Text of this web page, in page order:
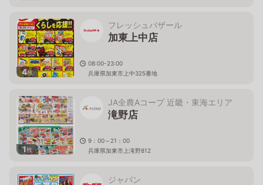
4枚
フレッシュバザール
加東上中店
08:00-23:00
兵庫県加東市上中325番地
1枚
JA全農Aコープ 近畿・東海エリア
滝野店
9：00～21：00
兵庫県加東市上滝野812
ジャパン